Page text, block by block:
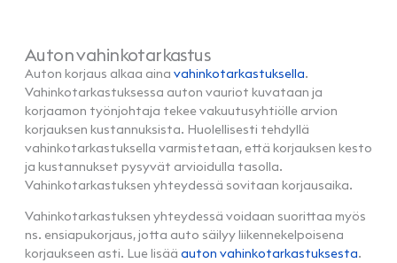
Auton vahinkotarkastus
Auton korjaus alkaa aina vahinkotarkastuksella.
Vahinkotarkastuksessa auton vauriot kuvataan ja
korjaamon työnjohtaja tekee vakuutusyhtiölle arvion
korjauksen kustannuksista. Huolellisesti tehdyllä
vahinkotarkastuksella varmistetaan, että korjauksen kesto
ja kustannukset pysyvät arvioidulla tasolla.
Vahinkotarkastuksen yhteydessä sovitaan korjausaika.
Vahinkotarkastuksen yhteydessä voidaan suorittaa myös
ns. ensiapukorjaus, jotta auto säilyy liikennekelpoisena
korjaukseen asti. Lue lisää auton vahinkotarkastuksesta.